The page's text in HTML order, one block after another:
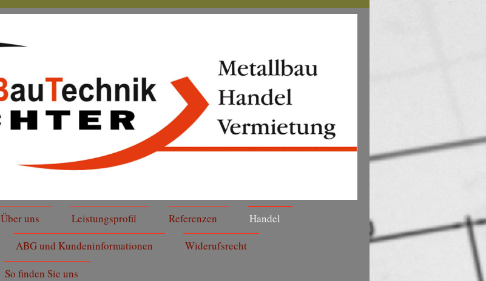
Über uns Leistungsprofil Referenzen
Handel
ABG und Kundeninformationen
Widerufsrecht
So finden Sie uns